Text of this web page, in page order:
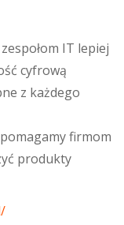
IT lepiej
cyfrową
z każdego
firmom
produkty